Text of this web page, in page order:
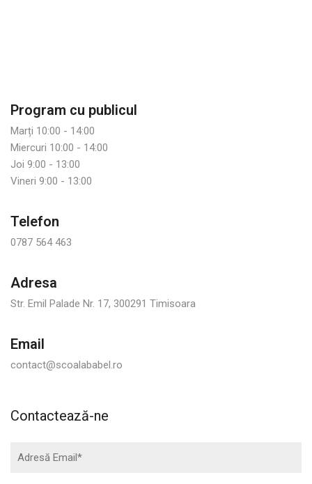
Program cu publicul
Marți 10:00 - 14:00
Miercuri 10:00 - 14:00
Joi 9:00 - 13:00
Vineri 9:00 - 13:00
Telefon
0787 564 463
Adresa
Str. Emil Palade Nr. 17, 300291 Timisoara
Email
contact@scoalababel.ro
Contactează-ne